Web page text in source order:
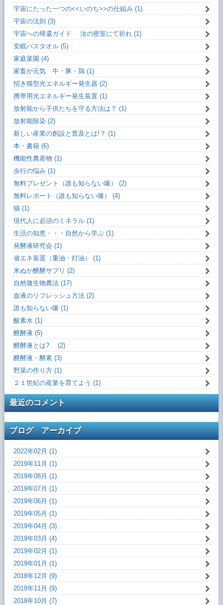
宇宙にたった一つの<<いのち>>の仕組み (1)
宇宙の法則 (3)
宇宙への帰還ガイド 汝の密室にて祈れ (1)
安眠バスタオル (5)
家庭菜園 (4)
家畜が元気 牛・豚・鶏 (1)
招き猫型光エネルギー発生器 (2)
携帯用光エネルギー発生装置 (1)
放射能から子供たちを守る方法は？ (1)
放射能除染 (2)
新しい産業の創設と普及とは!？ (1)
本・書籍 (6)
機能性農産物 (1)
歩行の悩み (1)
無料プレゼント（誰も知らない噺） (2)
無料レポート（誰も知らない噺） (4)
猫 (1)
現代人に必須のミネラル (1)
生活の知恵・・・自然から学ぶ (1)
発酵液研究会 (1)
省エネ装置（重油・灯油） (1)
米ぬか醗酵サプリ (2)
自然微生物農法 (17)
血液のリフレッシュ方法 (2)
誰も知らない噺 (1)
酸素水 (1)
醗酵液 (5)
醗酵液とは? (2)
醗酵液・酵素 (3)
野菜の作り方 (1)
２１世紀の産業を育てよう (1)
最近のコメント
ブログ アーカイブ
2022年02月 (1)
2019年11月 (1)
2019年08月 (1)
2019年07月 (1)
2019年06月 (1)
2019年05月 (1)
2019年04月 (3)
2019年03月 (4)
2019年02月 (1)
2019年01月 (1)
2018年12月 (9)
2018年11月 (9)
2018年10月 (7)